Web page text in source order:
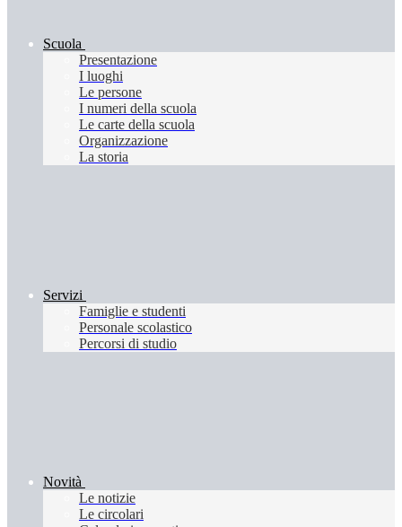
Scuola
Presentazione
I luoghi
Le persone
I numeri della scuola
Le carte della scuola
Organizzazione
La storia
Servizi
Famiglie e studenti
Personale scolastico
Percorsi di studio
Novità
Le notizie
Le circolari